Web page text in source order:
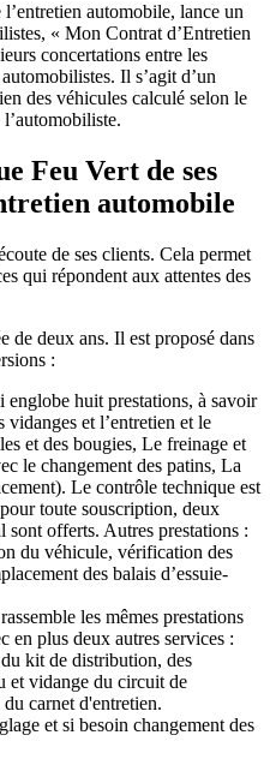
l’entretien automobile, lance un
« Mon Contrat d’Entretien
concertations entre les
Il s’agit d’un
des véhicules calculé selon le
Feu Vert de ses
automobile
de ses clients. Cela permet
qui répondent aux attentes des
de deux ans. Il est proposé dans
:
huit prestations, à savoir
et l’entretien et le
et des bougies, Le freinage et
le changement des patins, La
Le contrôle technique est
toute souscription, deux
sont offerts. Autres prestations :
du véhicule, vérification des
des balais d’essuie-
les mêmes prestations
en plus deux autres services :
kit de distribution, des
et vidange du circuit de
carnet d'entretien.
et si besoin changement des